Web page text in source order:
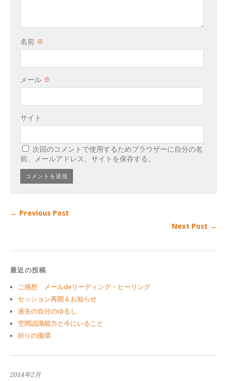
名前 ※
メール ※
サイト
次回のコメントで使用するためブラウザーに自分の名
前、メールアドレス、サイトを保存する。
← Previous Post
Next Post →
最近の投稿
ご感想 メールdeリーディング・ヒーリング
セッション再開＆お知らせ
過去の自分のゆるし
空間認識能力と今にいること
祈りの循環
2014年2月